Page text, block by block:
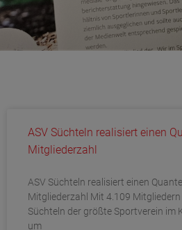
ASV Süchteln realisiert einen
Mitgliederzahl
ASV Süchteln realisiert einen
Mitgliederzahl Mit 4.109
Süchteln der größte Sportverein im
um